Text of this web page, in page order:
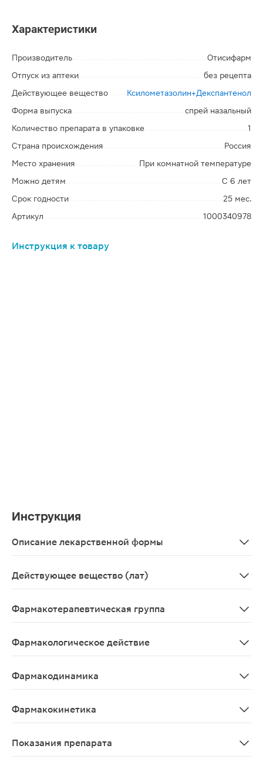
Характеристики
Производитель
Отисифарм
Отпуск из аптеки
без рецепта
Действующее вещество
Ксилометазолин+Декспантенол
Форма выпуска
спрей назальный
Количество препарата в упаковке
1
Страна происхождения
Россия
Место хранения
При комнатной температуре
Можно детям
С 6 лет
Срок годности
25 мес.
Артикул
1000340978
Инструкция к товару
Инструкция
Описание лекарственной формы
Действующее вещество (лат)
Фармакотерапевтическая группа
Фармакологическое действие
Фармакодинамика
Фармакокинетика
Показания препарата